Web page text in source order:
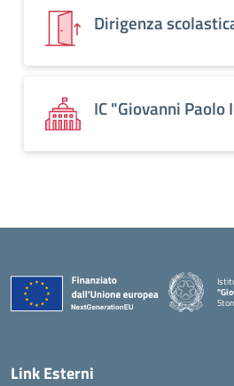
Dirigenza
IC "Giovanni Paolo
Link Esterni